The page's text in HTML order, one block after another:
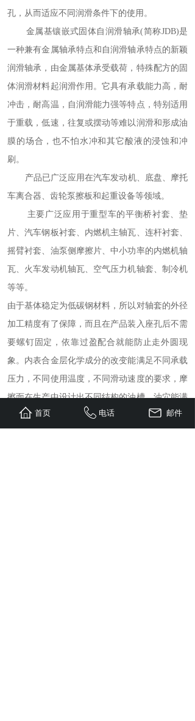
孔，从而适应不同润滑条件下的使用。
金属基镶嵌式固体自润滑轴承(简称JDB)是
一种兼有金属轴承特点和自润滑轴承特点的新颖
润滑轴承，由金属基体承受载荷，特殊配方的固
体润滑材料起润滑作用。它具有承载能力高，耐
冲击，耐高温，自润滑能力强等特点，特别适用
于重载，低速，往复或摆动等难以润滑和形成油
膜的场合，也不怕水冲和其它酸液的浸蚀和冲
刷。
产品已广泛应用在汽车发动机、底盘、摩托
车离合器、齿轮泵擦板和起重设备等领域。
主要广泛应用于重型车的平衡桥衬套、垫
片、汽车钢板衬套、内燃机主轴瓦、连杆衬套、
摇臂衬套、油泵侧摩擦片、中小功率的内燃机轴
瓦、火车发动机轴瓦、空气压力机轴套、制冷机
等等。
由于基体稳定为低碳钢材料，所以对轴套的外径
加工精度有了保障，而且在产品装入座孔后不需
要螺钉固定，依靠过盈配合就能防止走外圆现
象。内表合金层化学成分的改变能满足不同承载
压力，不同使用温度，不同滑动速度的要求，摩
擦面在生产中设计出不同结构的油槽、油穴能满
足不同加油方式的要求，并能防止咬轴现象。
首页 电话 邮件